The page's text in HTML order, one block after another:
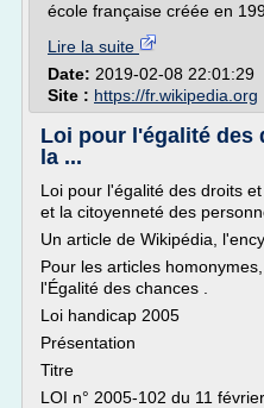
école française créée en
Lire la suite
Date: 2019-02-08 22:01:29
Site : https://fr.wikipedia.org
Loi pour l'égalité des
la ...
Loi pour l'égalité des droits
et la citoyenneté des
Un article de Wikipédia,
Pour les articles
l'Égalité des chances .
Loi handicap 2005
Présentation
Titre
LOI n° 2005-102 du 11